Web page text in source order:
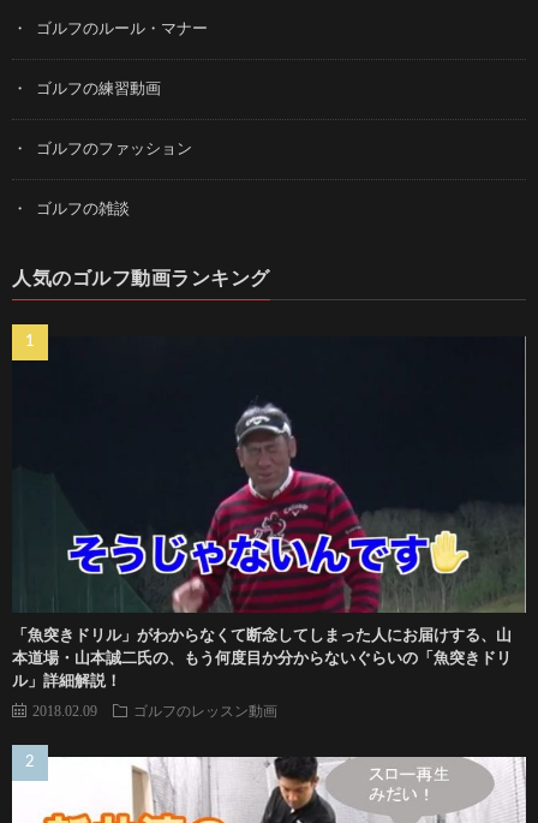
ゴルフのルール・マナー
ゴルフの練習動画
ゴルフのファッション
ゴルフの雑談
人気のゴルフ動画ランキング
「魚突きドリル」がわからなくて断念してしまった人にお届けする、山
本道場・山本誠二氏の、もう何度目か分からないぐらいの「魚突きドリ
ル」詳細解説！
2018.02.09 ゴルフのレッスン動画